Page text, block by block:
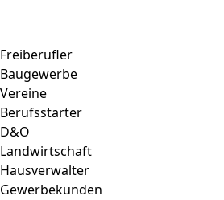
Freiberufler
Baugewerbe
Vereine
Berufsstarter
D&O
Landwirtschaft
Hausverwalter
Gewerbekunden